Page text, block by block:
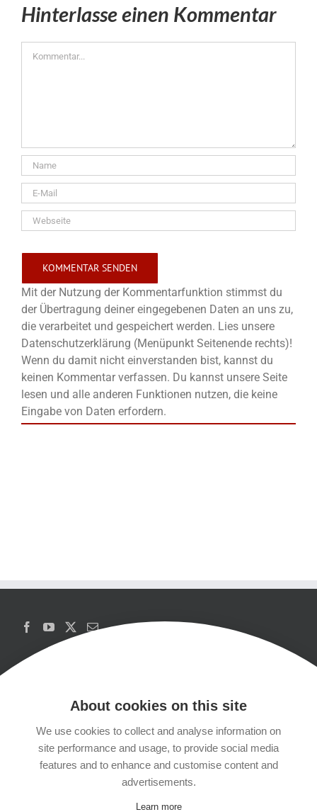
Hinterlasse einen Kommentar
Mit der Nutzung der Kommentarfunktion stimmst du
der Übertragung deiner eingegebenen Daten an uns zu,
die verarbeitet und gespeichert werden. Lies unsere
Datenschutzerklärung (Menüpunkt Seitenende rechts)!
Wenn du damit nicht einverstanden bist, kannst du
keinen Kommentar verfassen. Du kannst unsere Seite
lesen und alle anderen Funktionen nutzen, die keine
Eingabe von Daten erfordern.
Copyrights
Datenschutzerklärung
About cookies on this site
We use cookies to collect and analyse information on
site performance and usage, to provide social media
features and to enhance and customise content and
advertisements.
Learn more